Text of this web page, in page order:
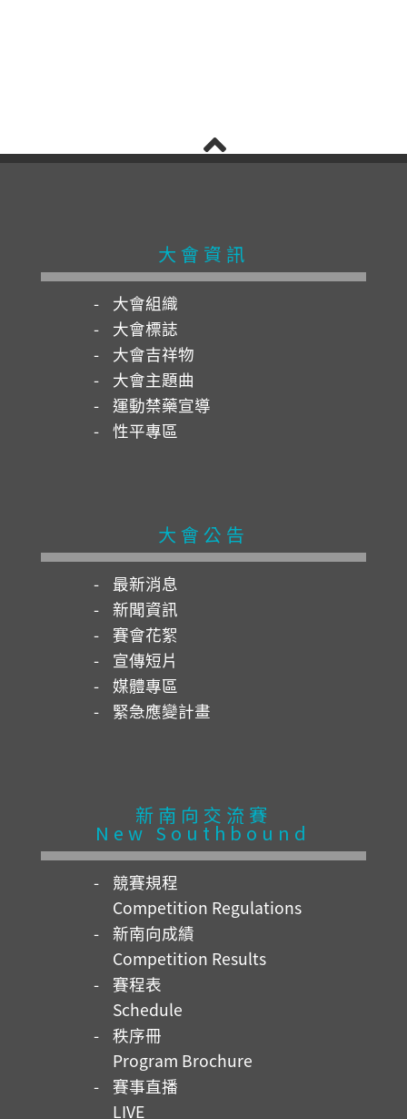
大會資訊
大會組織
大會標誌
大會吉祥物
大會主題曲
運動禁藥宣導
性平專區
大會公告
最新消息
新聞資訊
賽會花絮
宣傳短片
媒體專區
緊急應變計畫
新南向交流賽
New Southbound
競賽規程
Competition Regulations
新南向成績
Competition Results
賽程表
Schedule
秩序冊
Program Brochure
賽事直播
LIVE